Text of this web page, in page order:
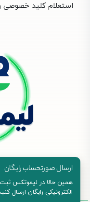
استعلام کلید خصوصی
ارسال صورتحساب رایگان
الکترونیکی رایگان ارسال